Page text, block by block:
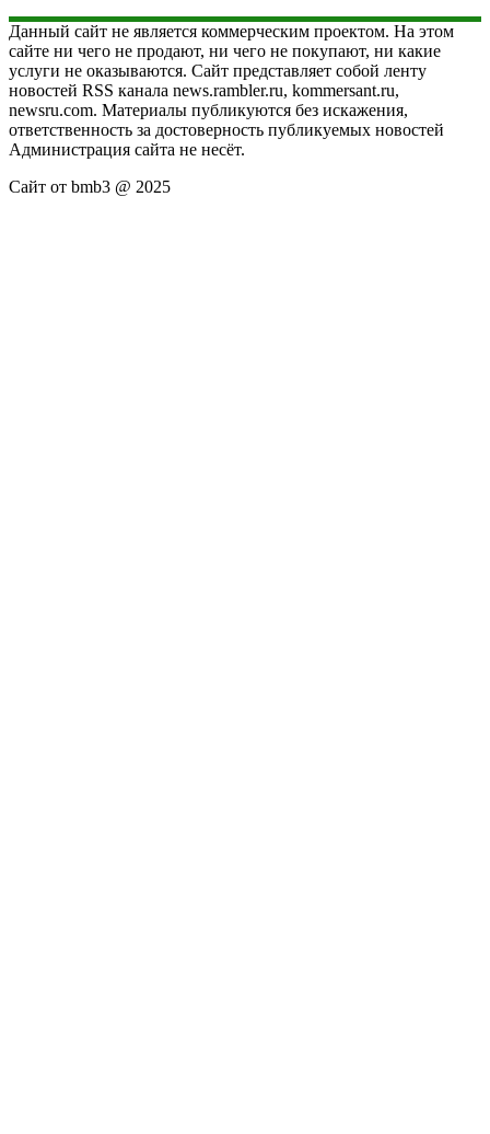
Данный сайт не является коммерческим проектом. На этом
сайте ни чего не продают, ни чего не покупают, ни какие
услуги не оказываются. Сайт представляет собой ленту
новостей RSS канала news.rambler.ru, kommersant.ru,
newsru.com. Материалы публикуются без искажения,
ответственность за достоверность публикуемых новостей
Администрация сайта не несёт.
Сайт от bmb3 @ 2025